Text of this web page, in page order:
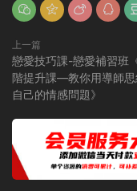
上一篇
戀愛技巧課-戀愛補習班
階提升課—教你用導師
自己的情感問題》